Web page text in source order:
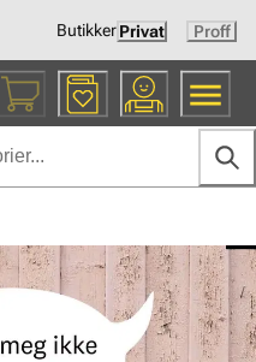
ButikkerPrivat Proff